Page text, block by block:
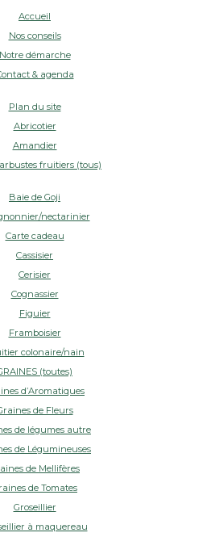
Accueil
Nos conseils
Notre démarche
& agenda
Plan du site
Abricotier
Amandier
fruitiers (tous)
Baie de Goji
nectarinier
Carte cadeau
Cassisier
Cerisier
Cognassier
Figuier
Framboisier
colonaire/nain
(toutes)
d’Aromatiques
de Fleurs
de légumes autre
de Légumineuses
de Mellifères
de Tomates
Groseillier
à maquereau